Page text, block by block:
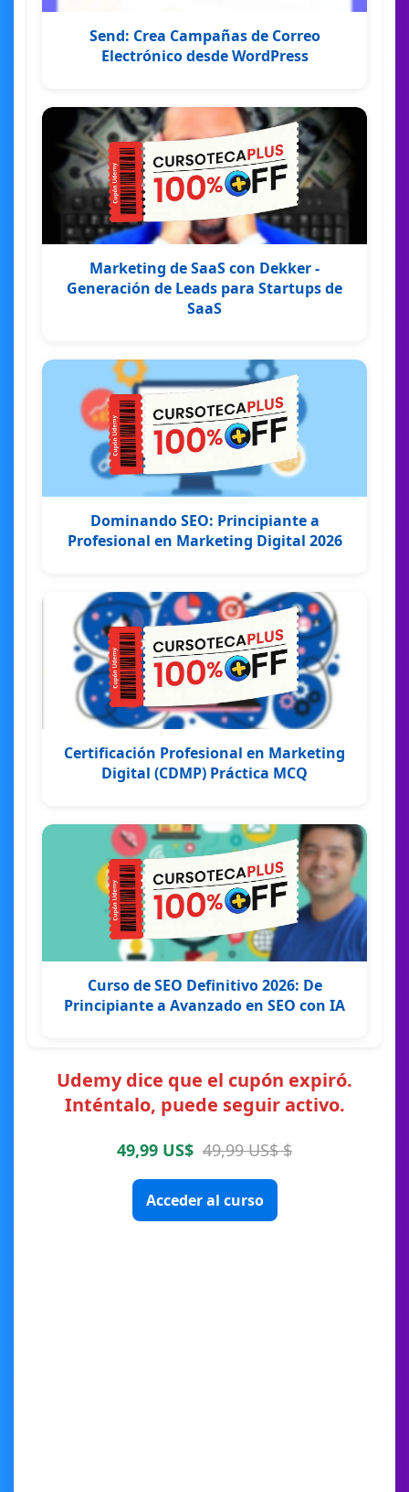
Send: Crea Campañas de Correo
Electrónico desde WordPress
Marketing de SaaS con Dekker -
Generación de Leads para Startups de
SaaS
Dominando SEO: Principiante a
Profesional en Marketing Digital 2026
Certificación Profesional en Marketing
Digital (CDMP) Práctica MCQ
Curso de SEO Definitivo 2026: De
Principiante a Avanzado en SEO con IA
Udemy dice que el cupón expiró.
Inténtalo, puede seguir activo.
49,99 US$ 49,99 US$ $
Acceder al curso